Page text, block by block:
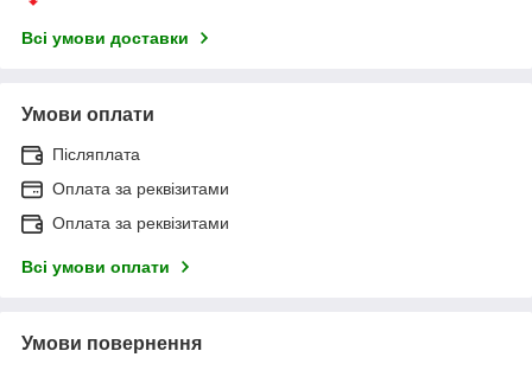
Всі умови доставки
Умови оплати
Післяплата
Оплата за реквізитами
Оплата за реквізитами
Всі умови оплати
Умови повернення